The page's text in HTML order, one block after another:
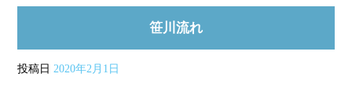
笹川流れ
投稿日 2020年2月1日